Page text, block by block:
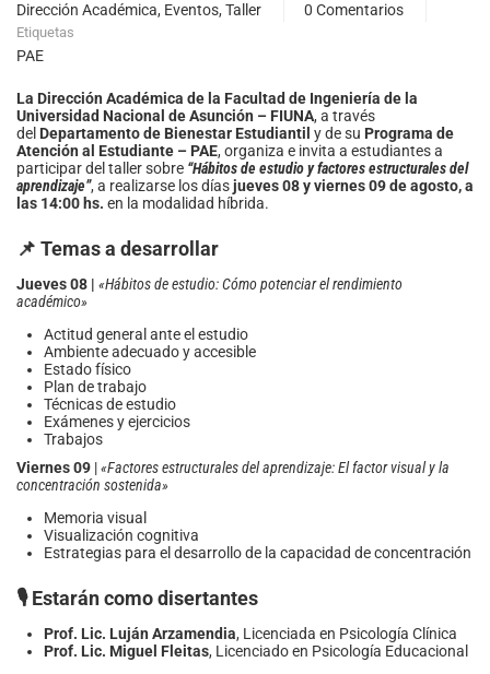
Dirección Académica, Eventos, Taller 0 Comentarios
Etiquetas
PAE
La Dirección Académica de la Facultad de Ingeniería de la
Universidad Nacional de Asunción – FIUNA, a través
del Departamento de Bienestar Estudiantil y de su Programa de
Atención al Estudiante – PAE, organiza e invita a estudiantes a
participar del taller sobre “Hábitos de estudio y factores estructurales del
aprendizaje”, a realizarse los díasjueves 08 y viernes 09 de agosto, a
las 14:00 hs. en la modalidad híbrida.
📌 Temas a desarrollar
Jueves 08 | «Hábitos de estudio: Cómo potenciar el rendimiento
académico»
Actitud general ante el estudio
Ambiente adecuado y accesible
Estado físico
Plan de trabajo
Técnicas de estudio
Exámenes y ejercicios
Trabajos
Viernes 09 |«Factores estructurales del aprendizaje: El factor visual y la
concentración sostenida»
Memoria visual
Visualización cognitiva
Estrategias para el desarrollo de la capacidad de concentración
🎙️ Estarán como disertantes
Prof. Lic. Luján Arzamendia, Licenciada en Psicología Clínica
Prof. Lic. Miguel Fleitas, Licenciado en Psicología Educacional